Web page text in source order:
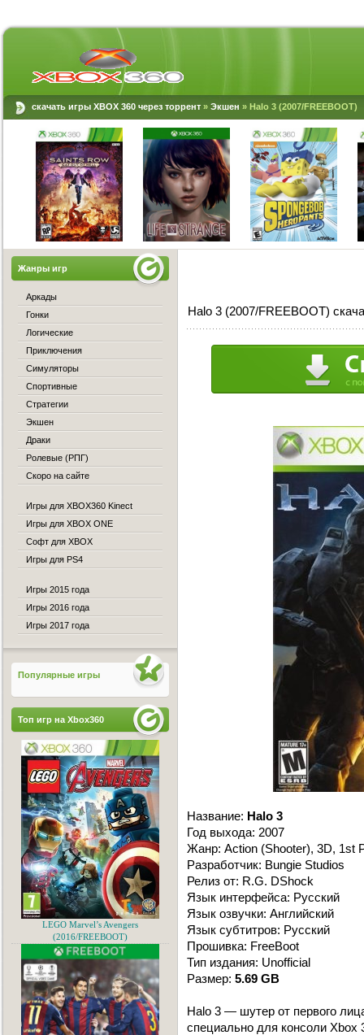
скачать игры XBOX 360 через торрент » Экшен » Halo 3 (2007/FREEBOOT)
Halo 3 (2007/FREEBOOT)
Название: Halo 3
Год выхода: 2007
Жанр: Action (Shooter), 3D, 1st
Разработчик: Bungie Studios
Релиз от: R.G. DShock
Язык интерфейса: Русский
Язык озвучки: Английский
Язык субтитров: Русский
Прошивка: FreeBoot
Тип издания: Unofficial
Размер: 5.69 GB
Halo 3 — шутер от первого
специально для консоли Xbox
Жанры игр
Аркады
Гонки
Логические
Приключения
Симуляторы
Спортивные
Стратегии
Экшен
Драки
Ролевые (РПГ)
Скоро на сайте
Игры для XBOX360 Kinect
Игры для XBOX ONE
Софт для XBOX
Игры для PS4
Игры 2015 года
Игры 2016 года
Игры 2017 года
Популярные игры
Топ игр на Xbox360
LEGO Marvel’s Avengers
(2016/FREEBOOT)